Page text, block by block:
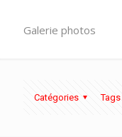
Galerie photos
Catégories Tags